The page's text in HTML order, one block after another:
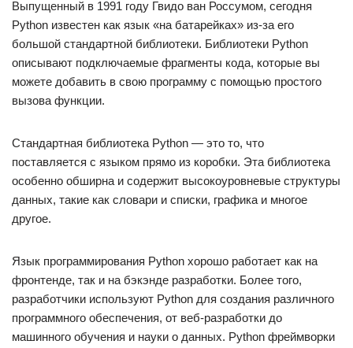
Выпущенный в 1991 году Гвидо ван Россумом, сегодня
Python известен как язык «на батарейках» из-за его
большой стандартной библиотеки. Библиотеки Python
описывают подключаемые фрагменты кода, которые вы
можете добавить в свою программу с помощью простого
вызова функции.
Стандартная библиотека Python — это то, что
поставляется с языком прямо из коробки. Эта библиотека
особенно обширна и содержит высокоуровневые структуры
данных, такие как словари и списки, графика и многое
другое.
Язык программирования Python хорошо работает как на
фронтенде, так и на бэкэнде разработки. Более того,
разработчики используют Python для создания различного
программного обеспечения, от веб-разработки до
машинного обучения и науки о данных. Python фреймворки